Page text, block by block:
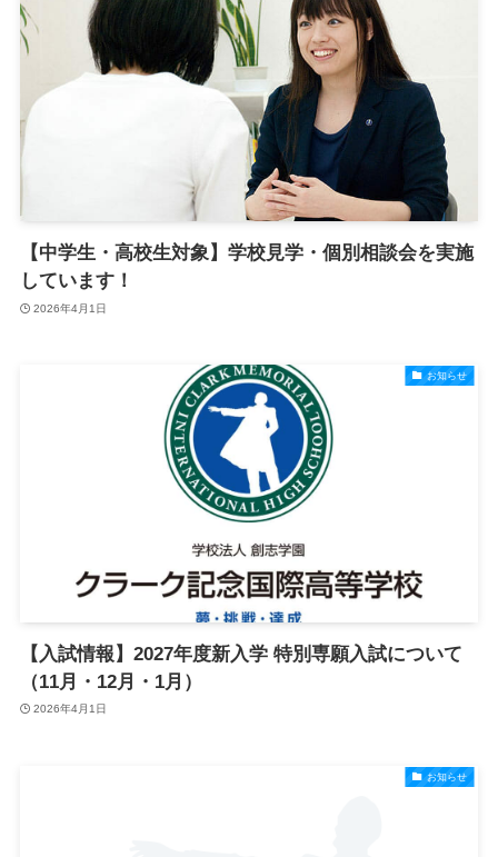
【中学生・高校生対象】学校見学・個別相談会を実施
しています！
2026年4月1日
お知らせ
【入試情報】2027年度新入学 特別専願入試について
（11月・12月・1月）
2026年4月1日
お知らせ